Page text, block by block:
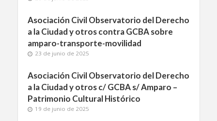
Asociación Civil Observatorio del Derecho
a la Ciudad y otros contra GCBA sobre
amparo-transporte-movilidad
23 de junio de 2025
Asociación Civil Observatorio del Derecho
a la Ciudad y otros c/ GCBA s/ Amparo –
Patrimonio Cultural Histórico
19 de junio de 2025